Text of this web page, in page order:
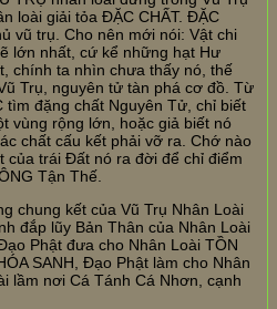
loài giải tỏa ĐẶC CHẤT. ĐẶC
vũ trụ. Cho nên mới nói: Vật chi
lớn nhất, cứ kể những hạt Hư
chính ta nhìn chưa thấy nó, thế
Trụ, nguyên tử tàn phá cơ đồ. Từ
tìm đặng chất Nguyên Tử, chỉ biết
vùng rộng lớn, hoặc giả biết nó
chất cấu kết phải vỡ ra. Chớ nào
của trái Đất nó ra đời để chỉ điểm
Tận Thế.
chung kết của Vũ Trụ Nhân Loài
đắp lũy Bản Thân của Nhân Loài
Phật đưa cho Nhân Loài TỒN
SANH, Đạo Phật làm cho Nhân
lầm nơi Cá Tánh Cá Nhơn, cạnh